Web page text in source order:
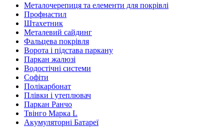
Металочерепиця та елементи для покрівлі
Профнастил
Штахетник
Металевий сайдинг
Фальцева покрівля
Ворота і підстава паркану
Паркан жалюзі
Водостічні системи
Софіти
Полікарбонат
Плівки і утеплювач
Паркан Ранчо
Твінго Марка L
Акумуляторні Батареї